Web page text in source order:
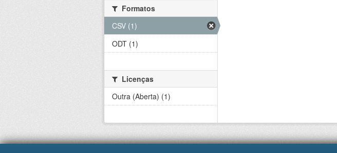
Formatos
CSV (1)
ODT (1)
Licenças
Outra (Aberta) (1)